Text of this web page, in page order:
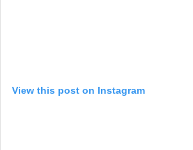
View this post on Instagram